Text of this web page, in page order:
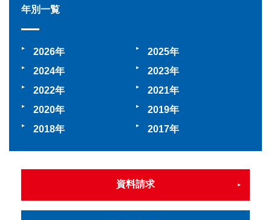
年別一覧
2026
2025
2024
2023
2022
2021
2020
2019
2018
2017
資料請求